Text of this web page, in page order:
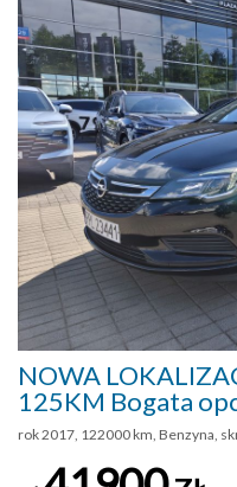
NOWA
125KM Bogata
rok 2017, 122000 km, Benzyna,